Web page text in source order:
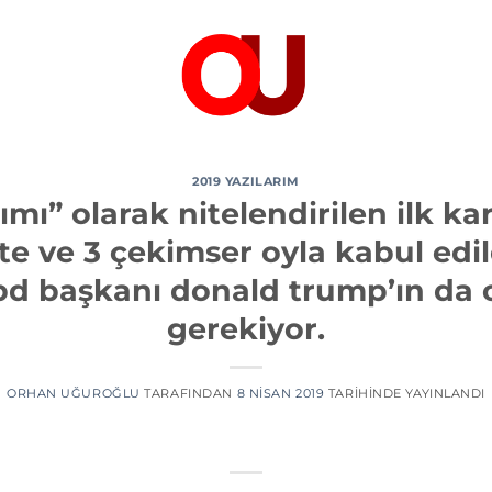
2019 YAZILARIM
olarak nitelendirilen ilk
ve 3 çekimser oyla kabul
başkanı donald trump’ın da
gerekiyor.
ORHAN UĞUROĞLU TARAFINDAN 8 NISAN 2019 TARIHINDE YAYINLANDI